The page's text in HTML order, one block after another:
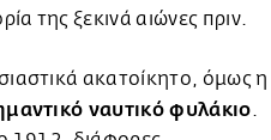
της ξεκινά αιώνες πριν.
ακατοίκητο, όμως η
ναυτικό φυλάκιο.